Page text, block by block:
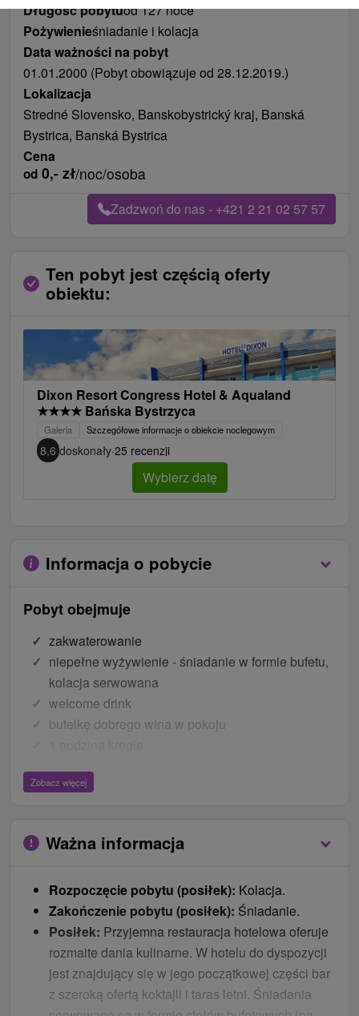
Długość pobytuod 127 noce
Pożywienieśniadanie i kolacja
Data ważności na pobyt
01.01.2000 (Pobyt obowiązuje od 28.12.2019.)
Lokalizacja
Stredné Slovensko, Banskobystrický kraj, Banská
Bystrica, Banská Bystrica
Cena
od 0,- zł/noc/osoba
Zadzwoń do nas - +421 2 21 02 57 57
Ten pobyt jest częścią oferty
obiektu:
Dixon Resort Congress Hotel & Aqualand
★★★★ Bańska Bystrzyca
Galeria Szczegółowe informacje o obiekcie noclegowym
8,6 doskonały·25 recenzji
Wybierz datę
Informacja o pobycie
Pobyt obejmuje
zakwaterowanie
niepełne wyżywienie - śniadanie w formie bufetu,
kolacja serwowana
welcome drink
butelkę dobrego wina w pokoju
(sauna, jacuzzi, basen) (wymagana wcześniejsza
programów (program muzyczny z muzyką na żywo
formie bufetu)
Zobacz więcej
Ważna informacja
Rozpoczęcie pobytu (posiłek): Kolacja.
Zakończenie pobytu (posiłek): Śniadanie.
Posiłek: Przyjemna restauracja hotelowa oferuje
rozmaite dania kulinarne. W hotelu do dyspozycji
jest znajdujący się w jego początkowej części bar
z szeroką ofertą koktajli i taras letni. Śniadania